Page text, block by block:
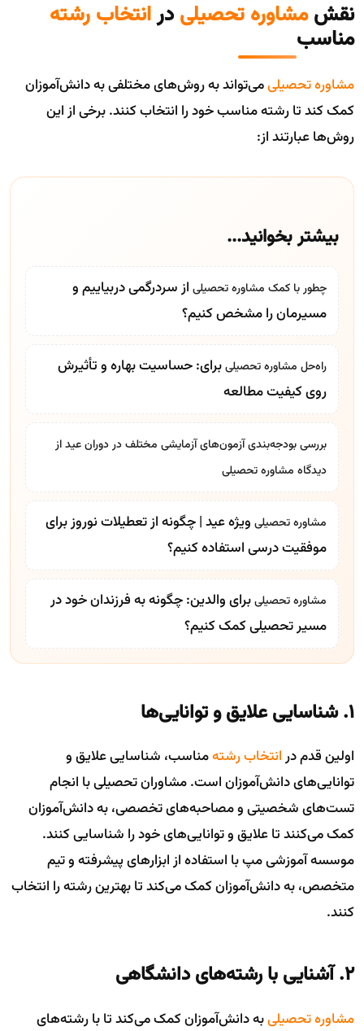
نقشمشاوره تحصیلیدرانتخاب رشته
مناسب
مشاوره تحصیلیمی‌تواند به روش‌های مختلفی به دانش‌آموزان
کمک کند تا رشته مناسب خود را انتخاب کنند. برخی از این
روش‌ها عبارتند از:
بیشتر بخوانید...
چطور با کمک مشاوره تحصیلی از سردرگمی دربیاییم و
مسیرمان را مشخص کنیم؟
راه‌حل مشاوره تحصیلیبرای: حساسیت بهاره و تأثیرش
روی کیفیت مطالعه
بررسی بودجه‌بندی آزمون‌های آزمایشی مختلف در دوران عید از
دیدگاه مشاوره تحصیلی
مشاوره تحصیلی ویژه عید | چگونه از تعطیلات نوروز برای
موفقیت درسی استفاده کنیم؟
مشاوره تحصیلیبرای والدین: چگونه به فرزندان خود در
مسیر تحصیلی کمک کنیم؟
۱. شناسایی علایق و توانایی‌ها
اولین قدم درانتخاب رشتهمناسب، شناسایی علایق و
توانایی‌های دانش‌آموزان است. مشاوران تحصیلی با انجام
تست‌های شخصیتی و مصاحبه‌های تخصصی، به دانش‌آموزان
کمک می‌کنند تا علایق و توانایی‌های خود را شناسایی کنند.
موسسه آموزشی مپ با استفاده از ابزارهای پیشرفته و تیم
متخصص، به دانش‌آموزان کمک می‌کند تا بهترین رشته را انتخاب
کنند.
۲. آشنایی با رشته‌های دانشگاهی
مشاوره تحصیلیبه دانش‌آموزان کمک می‌کند تا با رشته‌های